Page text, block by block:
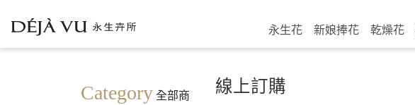
永生花 新娘捧花 乾燥花
Category 全部商
線上訂購